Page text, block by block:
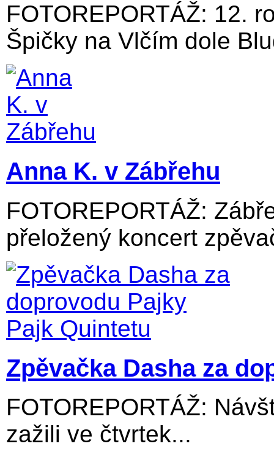
FOTOREPORTÁŽ: 12.
Špičky na Vlčím dole
Anna K. v Zábřehu
FOTOREPORTÁŽ:
přeložený koncert
Zpěvačka Dasha za
FOTOREPORTÁŽ:
zažili ve čtvrtek...